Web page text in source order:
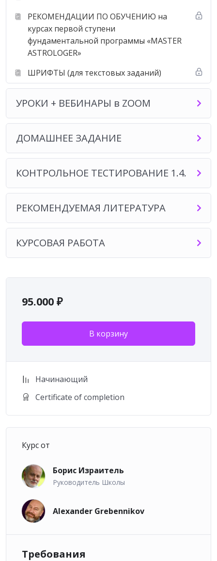
✓ 42 урока в видео — и текстовом формате для
самостоятельного изучения (2 урока в неделю, уроки
автоматически открываются на учебной платформе
по вторникам и четвергам);
✓ 10 обучающих вебинаров в ZOOM с доктором
астрологии Борисом Израителем (1 вебинар в 2
недели);
✓ 9 — творческих домашних задания с проверкой;
✓ 1 — контрольное тестирование (50 вопросов —
заданий по темам курса);
Предыдущие и следующие курсы
обучения астрологии для
начинающих:
✫ Курс 1.1. “Азбука языка Астрологии”
Контакты для связи по вопросам обучения на
курсе и его приобретения:
Прокуратор Школы: Ольга Смольникова +7 (965)
РЕКОМЕНДАЦИИ ПО ОБУЧЕНИЮ на
курсах первой ступени
фундаментальной программы «MASTER
ASTROLOGER»
ШРИФТЫ (для текстовых заданий)
УРОКИ + ВЕБИНАРЫ в ZOOM
ДОМАШНЕЕ ЗАДАНИЕ
КОНТРОЛЬНОЕ ТЕСТИРОВАНИЕ 1.4.
РЕКОМЕНДУЕМАЯ ЛИТЕРАТУРА
КУРСОВАЯ РАБОТА
95.000 ₽
В корзину
Начинающий
Certificate of completion
Курс от
Борис Израитель
Руководитель Школы
Alexander Grebennikov
Требования